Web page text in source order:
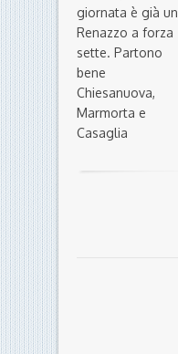
giornata è già un
Renazzo a forza
sette. Partono
bene
Chiesanuova,
Marmorta e
Casaglia